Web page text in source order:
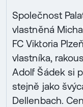
Společnost
vlastněná
FC Viktoria
vlastníka,
Adolf Šádek si
stejně jako
Dellenbach.